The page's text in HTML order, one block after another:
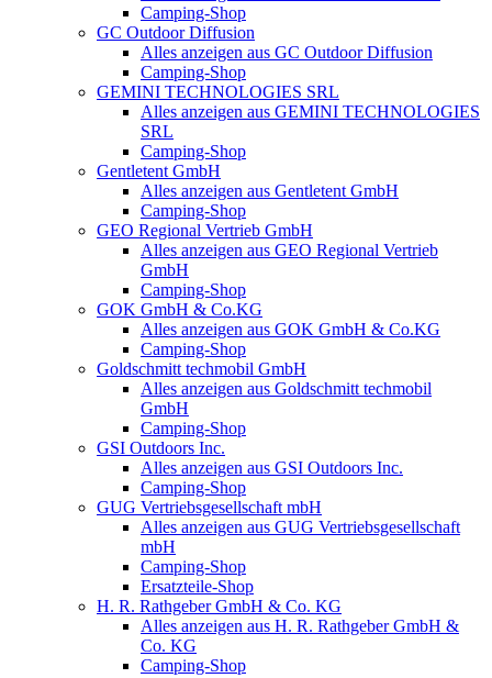
Camping-Shop
GC Outdoor Diffusion
Alles anzeigen aus GC Outdoor Diffusion
Camping-Shop
GEMINI TECHNOLOGIES SRL
Alles anzeigen aus GEMINI TECHNOLOGIES
SRL
Camping-Shop
Gentletent GmbH
Alles anzeigen aus Gentletent GmbH
Camping-Shop
GEO Regional Vertrieb GmbH
Alles anzeigen aus GEO Regional Vertrieb
GmbH
Camping-Shop
GOK GmbH & Co.KG
Alles anzeigen aus GOK GmbH & Co.KG
Camping-Shop
Goldschmitt techmobil GmbH
Alles anzeigen aus Goldschmitt techmobil
GmbH
Camping-Shop
GSI Outdoors Inc.
Alles anzeigen aus GSI Outdoors Inc.
Camping-Shop
GUG Vertriebsgesellschaft mbH
Alles anzeigen aus GUG Vertriebsgesellschaft
mbH
Camping-Shop
Ersatzteile-Shop
H. R. Rathgeber GmbH & Co. KG
Alles anzeigen aus H. R. Rathgeber GmbH &
Co. KG
Camping-Shop